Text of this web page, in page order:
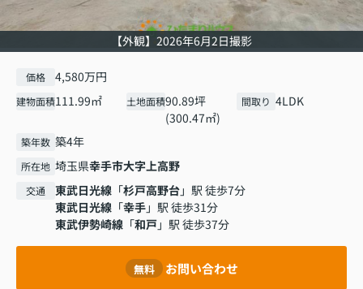
【外観】2026年6月2日撮影
価格 4,580万円
建物面積111.99㎡ 土地面積90.89坪
(300.47㎡)
間取り 4LDK
築年数 築4年
所在地 埼玉県幸手市大字上高野
交通 東武日光線 「杉戸高野台」駅 徒歩7分
東武日光線 「幸手」駅 徒歩31分
東武伊勢崎線 「和戸」駅 徒歩37分
無料 お問い合わせ